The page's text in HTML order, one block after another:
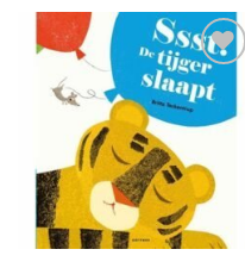
Toevoegen
aan
verlanglijst